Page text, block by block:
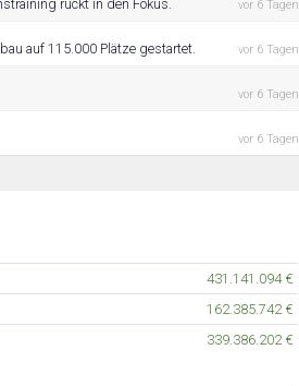
rückt in den Fokus. vor 6 Tagen
auf 115.000 Plätze gestartet. vor 6 Tagen
vor 6 Tagen
vor 6 Tagen
431.141.094 €
162.385.742 €
339.386.202 €